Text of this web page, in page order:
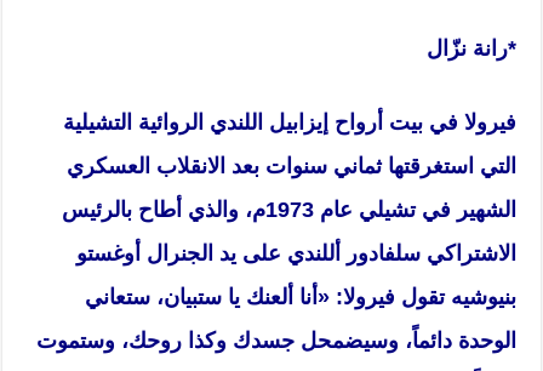
*رانة نزّال
فيرولا في بيت أرواح إيزابيل اللندي الروائية التشيلية
التي استغرقتها ثماني سنوات بعد الانقلاب العسكري
الشهير في تشيلي عام 1973م، والذي أطاح بالرئيس
الاشتراكي سلفادور أللندي على يد الجنرال أوغستو
بنيوشيه تقول فيرولا: «أنا ألعنك يا ستبيان، ستعاني
الوحدة دائماً، وسيضمحل جسدك وكذا روحك، وستموت